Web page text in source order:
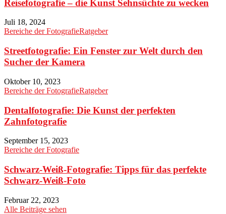
Reisefotografie – die Kunst Sehnsüchte zu wecken
Juli 18, 2024
Bereiche der FotografieRatgeber
Streetfotografie: Ein Fenster zur Welt durch den
Sucher der Kamera
Oktober 10, 2023
Bereiche der FotografieRatgeber
Dentalfotografie: Die Kunst der perfekten
Zahnfotografie
September 15, 2023
Bereiche der Fotografie
Schwarz-Weiß-Fotografie: Tipps für das perfekte
Schwarz-Weiß-Foto
Februar 22, 2023
Alle Beiträge sehen